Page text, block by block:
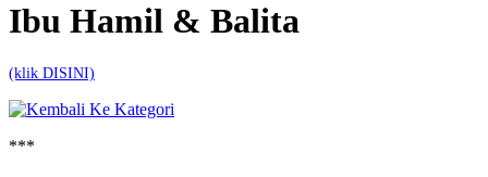
Ibu Hamil & Balita
(klik DISINI)
***